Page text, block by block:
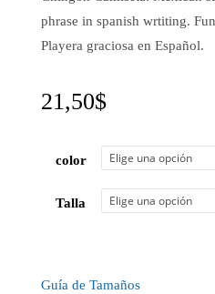
phrase in spanish wrtiting.
Playera graciosa en Español.
21,50$
color
Talla
Guía de Tamaños